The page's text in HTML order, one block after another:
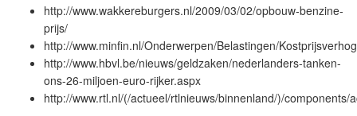
http://www.wakkereburgers.nl/2009/03/02/opbouw-benzine-
prijs/
http://www.minfin.nl/Onderwerpen/Belastingen/
http://www.hbvl.be/nieuws/geldzaken/nederlanders-tanken-
ons-26-miljoen-euro-rijker.aspx
http://www.rtl.nl/(/actueel/rtlnieuws/binnenland/)/